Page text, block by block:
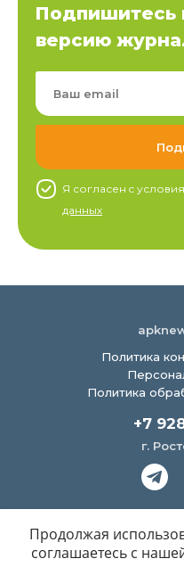
Подпишитесь
версию
Я согласен c
данных
Политика
Политика
+7
г.
Продолжая
соглашаетесь с